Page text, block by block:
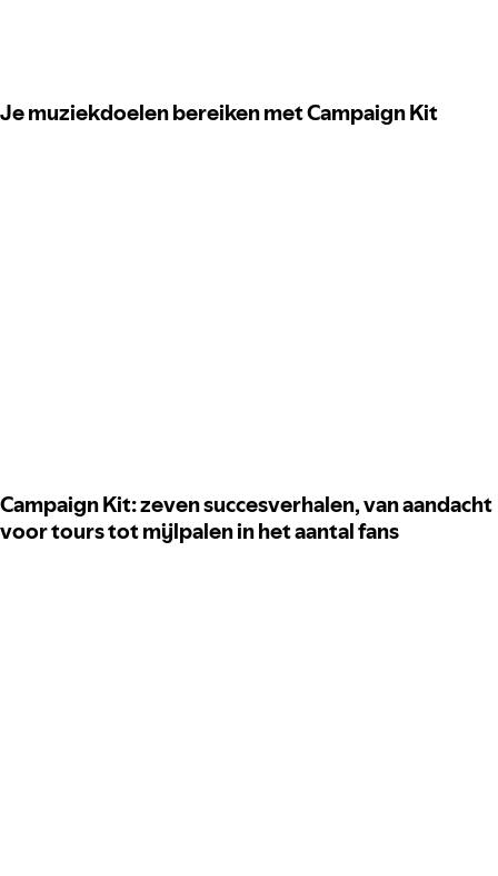
Je muziekdoelen bereiken met Campaign Kit
Campaign Kit: zeven succesverhalen, van aandacht
voor tours tot mijlpalen in het aantal fans